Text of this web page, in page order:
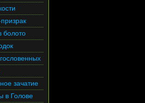
болото
зачатие
в Голове